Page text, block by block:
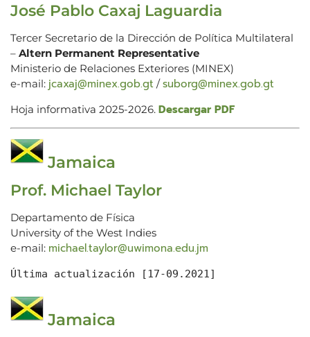
José Pablo Caxaj Laguardia
Tercer Secretario de la Dirección de Política Multilateral
– Altern Permanent Representative
Ministerio de Relaciones Exteriores (MINEX)
e-mail: jcaxaj@minex.gob.gt /suborg@minex.gob.gt
Hoja informativa 2025-2026. Descargar PDF
Jamaica
Prof. Michael Taylor
Departamento de Física
University of the West Indies
e-mail: michael.taylor@uwimona.edu.jm
Última actualización [17-09.2021]
Jamaica